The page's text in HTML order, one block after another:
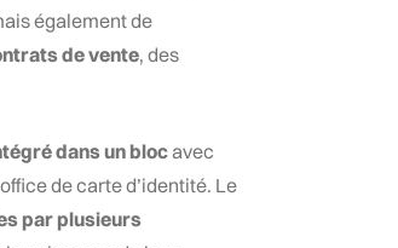
également de
de vente, des
dans un blocavec
de carte d’identité. Le
par plusieurs